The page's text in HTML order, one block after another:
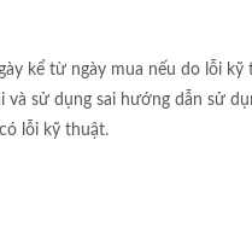
kể từ ngày mua nếu do lỗi kỹ
và sử dụng sai hướng dẫn sử
lỗi kỹ thuật.